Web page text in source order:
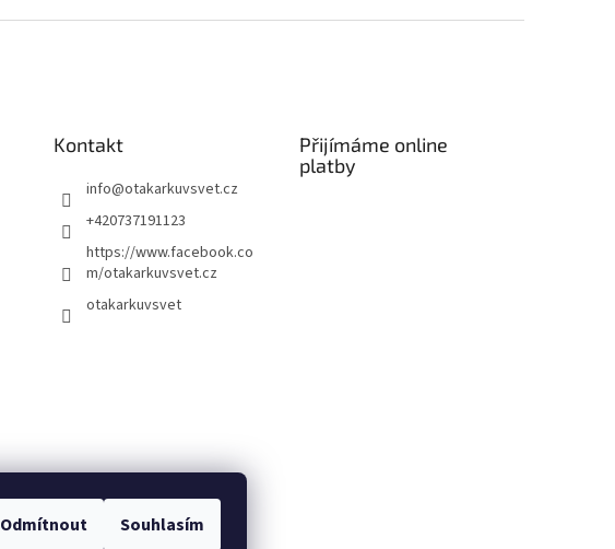
Odmítnout Souhlasím
Kontakt
info@otakarkuvsvet.cz
+420737191123
https://www.facebook.co
m/otakarkuvsvet.cz
otakarkuvsvet
Přijímáme online
platby